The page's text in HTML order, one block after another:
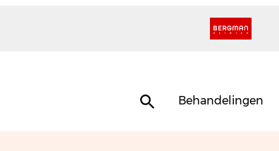
Behandelingen